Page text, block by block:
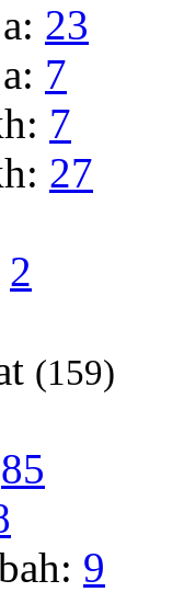
23
7
7
27
2
(159)
85
9